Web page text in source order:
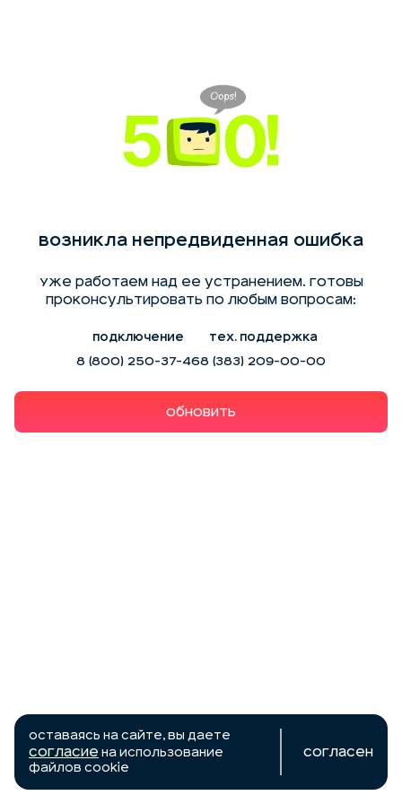
Возникла непредвиденная ошибка
Уже работаем над ее устранением. Готовы
проконсультировать по любым вопросам:
Подключение
8 (800) 250-37-46
Тех. поддержка
8 (383) 209-00-00
Обновить
Оставаясь на сайте, вы даете
согласие на использование
файлов cookie
Согласен